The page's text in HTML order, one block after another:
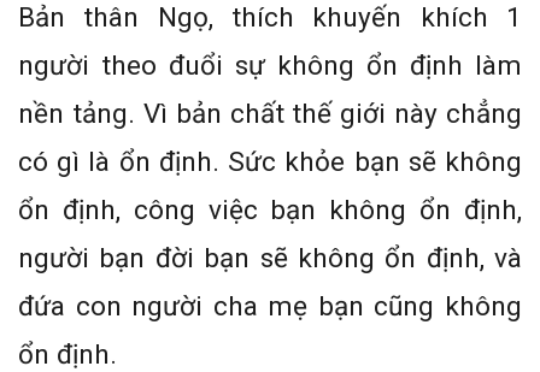
Bản thân Ngọ, thích khuyến khích 1
người theo đuổi sự không ổn định làm
nền tảng. Vì bản chất thế giới này chẳng
có gì là ổn định. Sức khỏe bạn sẽ không
ổn định, công việc bạn không ổn định,
người bạn đời bạn sẽ không ổn định, và
đứa con người cha mẹ bạn cũng không
ổn định.